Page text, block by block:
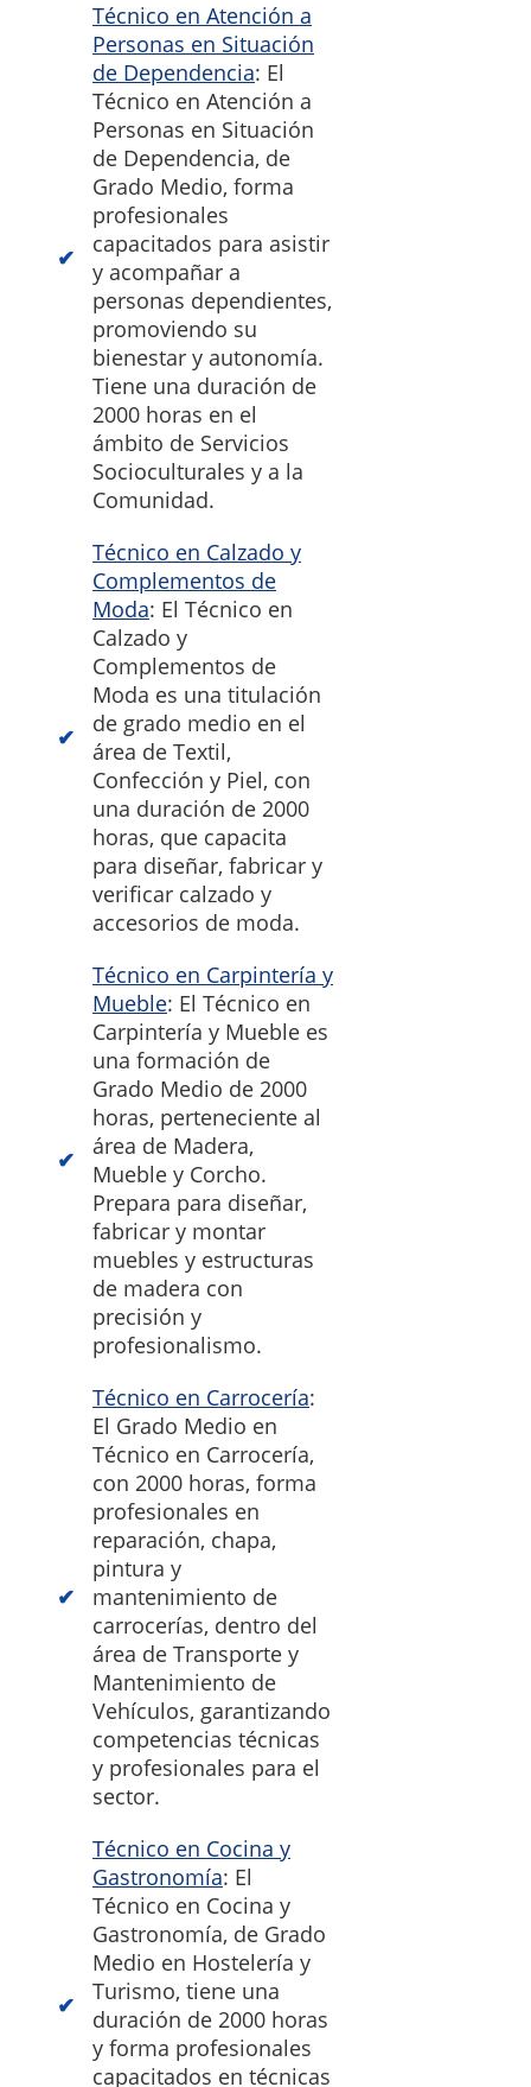
Técnico en Atención a
Personas en Situación
de Dependencia: El
Técnico en Atención a
Personas en Situación
de Dependencia, de
Grado Medio, forma
profesionales
capacitados para asistir
y acompañar a
personas dependientes,
promoviendo su
bienestar y autonomía.
Tiene una duración de
2000 horas en el
ámbito de Servicios
Socioculturales y a la
Comunidad.
Técnico en Calzado y
Complementos de
Moda: El Técnico en
Calzado y
Complementos de
Moda es una titulación
de grado medio en el
área de Textil,
Confección y Piel, con
una duración de 2000
horas, que capacita
para diseñar, fabricar y
verificar calzado y
accesorios de moda.
Técnico en Carpintería y
Mueble: El Técnico en
Carpintería y Mueble es
una formación de
Grado Medio de 2000
horas, perteneciente al
área de Madera,
Mueble y Corcho.
Prepara para diseñar,
fabricar y montar
muebles y estructuras
de madera con
precisión y
profesionalismo.
Técnico en Carrocería:
El Grado Medio en
Técnico en Carrocería,
con 2000 horas, forma
profesionales en
reparación, chapa,
pintura y
mantenimiento de
carrocerías, dentro del
área de Transporte y
Mantenimiento de
Vehículos, garantizando
competencias técnicas
y profesionales para el
sector.
Técnico en Cocina y
Gastronomía: El
Técnico en Cocina y
Gastronomía, de Grado
Medio en Hostelería y
Turismo, tiene una
duración de 2000 horas
y forma profesionales
capacitados en técnicas